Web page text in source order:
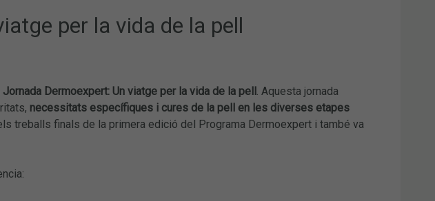
per la vida de la pell
Jornada Dermoexpert: Un viatge per la vida de la pell. Aquesta jornada
necessitats específiques i cures de la pell en les diverses etapes
treballs finals de la primera edició del Programa Dermoexpert i també va